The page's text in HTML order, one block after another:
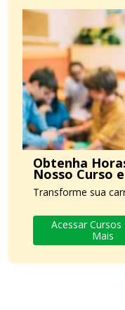
Obtenha
Nosso Curso
Transforme sua
Acessar Cursos
Mais